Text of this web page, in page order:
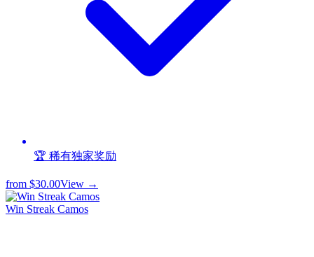
🏆 稀有独家奖励
from $30.00View →
Win Streak Camos